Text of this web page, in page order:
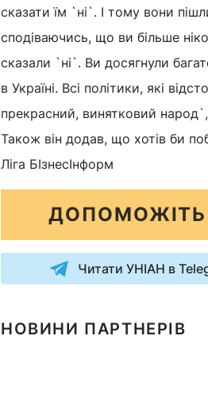
сказати їм `ні`. І тому вони
сподіваючись, що ви більше
сказали `ні`. Ви досягнули
в Україні. Всі політики, які
прекрасний, винятковий
Також він додав, що хотів би
Ліга БІзнесІнформ
Читати УНІАН в
НОВИНИ ПАРТНЕРІВ